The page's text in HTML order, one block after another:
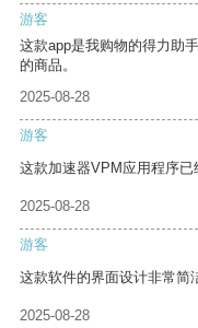
游客
这款app是我购物的得力助
的商品。
2025-08-28
游客
这款加速器VPM应用程序已
2025-08-28
游客
这款软件的界面设计非常简
2025-08-28